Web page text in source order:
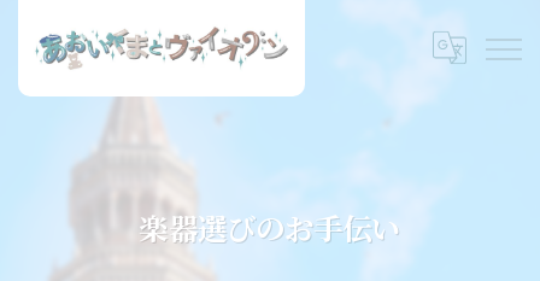
楽器選びのお手伝い